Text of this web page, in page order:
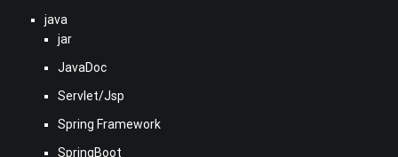
java
jar
JavaDoc
Servlet/Jsp
Spring Framework
SpringBoot